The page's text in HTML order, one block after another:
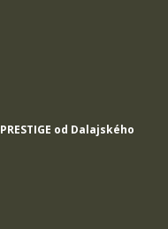
PRESTIGE od Dalajského